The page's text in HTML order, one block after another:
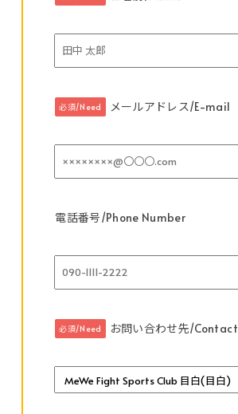
必須/Need メールアドレス/E-mail
電話番号/Phone Number
必須/Need お問い合わせ先/Contact